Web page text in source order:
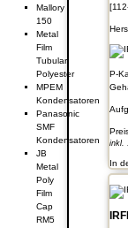
P-
inkl.
In
Mallory
150
Metal
Film
Tubular
Polyester
MPEM
Kondensatoren
Panasonic
SMF
Kondensatoren
JB
Metal
Poly
Film
Cap
RM5